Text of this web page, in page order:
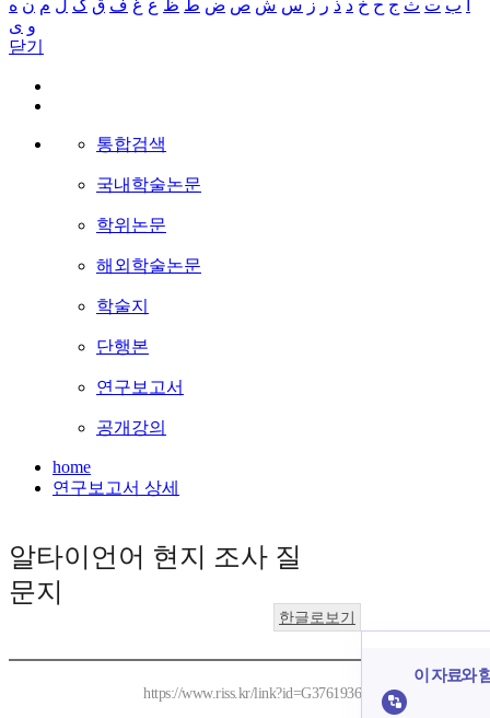
ب ت ث ج ح خ د ذ ر ز س ش ص ض ط ظ ع غ ف ق ک ل م ن ه
و ی
닫기
통합검색
국내학술논문
학위논문
해외학술논문
학술지
단행본
연구보고서
공개강의
home
연구보고서 상세
알타이언어 현지 조사 질
문지
한글로보기
https://www.riss.kr/link?id=G3761936
이 자료와